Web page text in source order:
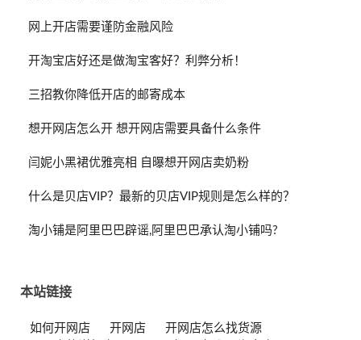
网上开店需要谨防金融风险
开淘宝店好还是做淘宝客好？利弊分析！
三招教你降低开店的邮寄成本
想开网店怎么开 想开网店需要具备什么条件
闫妮小黑裙优雅亮相 自曝想开网店卖奶粉
什么是贝店VIP？最新的贝店VIP规则是怎么样的？
淘小铺是阿里巴巴辟谣,阿里巴巴承认淘小铺吗?
本站链接
如何开网店 开网店
开网店怎么找货源